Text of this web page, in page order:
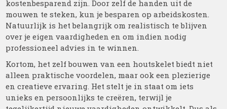
kostenbesparend zijn. Door zelf de handen uit de
mouwen te steken, kun je besparen op arbeidskosten.
Natuurlijk is het belangrijk om realistisch te blijven
over je eigen vaardigheden en om indien nodig
professioneel advies in te winnen.
Kortom, het zelf bouwen van een houtskelet biedt niet
alleen praktische voordelen, maar ook een plezierige
en creatieve ervaring. Het stelt je in staat om iets
unieks en persoonlijks te creëren, terwijl je